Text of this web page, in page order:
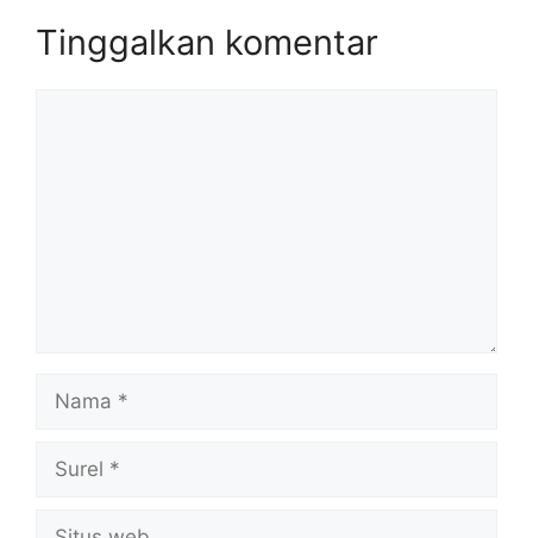
Tinggalkan komentar